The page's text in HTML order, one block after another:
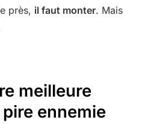
près, il faut monter. Mais
meilleure
ennemie